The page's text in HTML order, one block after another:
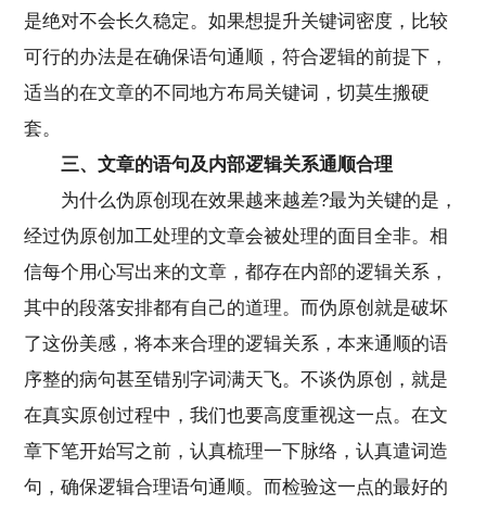
是绝对不会长久稳定。如果想提升关键词密度，比较
可行的办法是在确保语句通顺，符合逻辑的前提下，
适当的在文章的不同地方布局关键词，切莫生搬硬
套。
三、文章的语句及内部逻辑关系通顺合理
为什么伪原创现在效果越来越差?最为关键的是，
经过伪原创加工处理的文章会被处理的面目全非。相
信每个用心写出来的文章，都存在内部的逻辑关系，
其中的段落安排都有自己的道理。而伪原创就是破坏
了这份美感，将本来合理的逻辑关系，本来通顺的语
序整的病句甚至错别字词满天飞。不谈伪原创，就是
在真实原创过程中，我们也要高度重视这一点。在文
章下笔开始写之前，认真梳理一下脉络，认真遣词造
句，确保逻辑合理语句通顺。而检验这一点的最好的